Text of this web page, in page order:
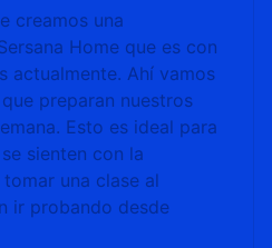
creamos una
Home que es con
actualmente. Ahí vamos
preparan nuestros
Esto es ideal para
sienten con la
una clase al
ir probando desde